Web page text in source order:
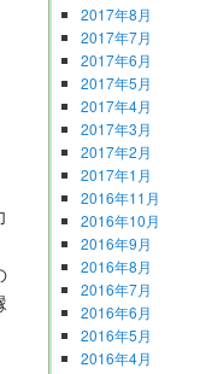
2017年8月
2017年7月
2017年6月
2017年5月
2017年4月
2017年3月
2017年2月
2017年1月
2016年11月
2016年10月
2016年9月
2016年8月
2016年7月
2016年6月
2016年5月
2016年4月